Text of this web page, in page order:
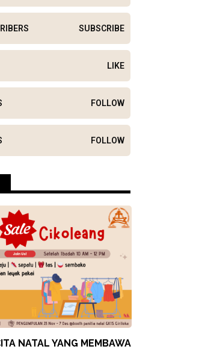
SUBSCRIBE
LIKE
FOLLOW
FOLLOW
NATAL YANG MEMBAWA